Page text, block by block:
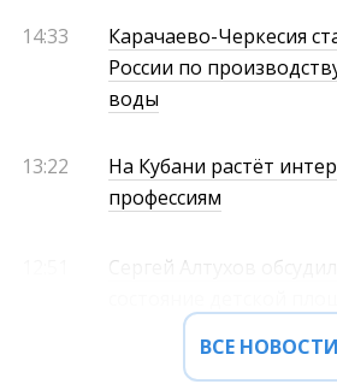
14:33
Карачаево-Черкесия
России по
воды
13:22
На Кубани растёт
профессиям
Сергей Алтухов
ВСЕ НОВОСТИ